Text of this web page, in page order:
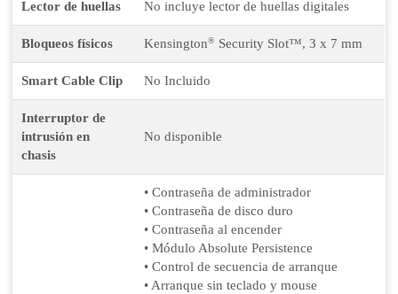
Lector de huellas No incluye lector de huellas digitales
Bloqueos físicos Kensington® Security Slot™, 3 x 7 mm
Smart Cable Clip No Incluido
Interruptor de
intrusión en
chasis
No disponible
• Contraseña de administrador
• Contraseña de disco duro
• Contraseña al encender
• Módulo Absolute Persistence
• Control de secuencia de arranque
• Arranque sin teclado y mouse